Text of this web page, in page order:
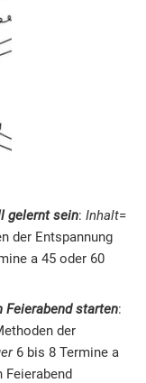
gelernt sein: Inhalt=
der Entspannung
a 45 oder 60
Feierabend starten:
der
6 bis 8 Termine a